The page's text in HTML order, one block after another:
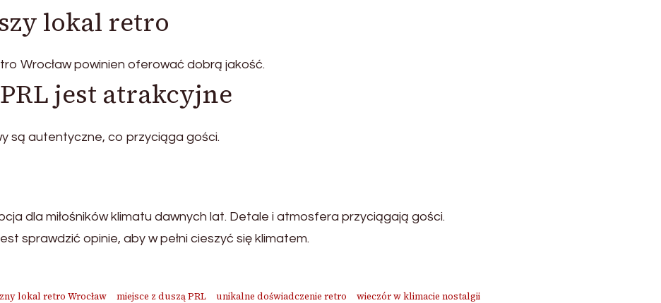
lokal retro
Wrocław powinien oferować dobrą jakość.
jest atrakcyjne
są autentyczne, co przyciąga gości.
dla miłośników klimatu dawnych lat. Detale i atmosfera przyciągają gości.
sprawdzić opinie, aby w pełni cieszyć się klimatem.
lokal retro Wrocław miejsce z duszą PRL unikalne doświadczenie retro
wieczór w klimacie nostalgii